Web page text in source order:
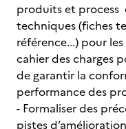
produits et process
techniques (fiches
référence...) pour
cahier des charges
de garantir la
performance des
- Formaliser des
pistes